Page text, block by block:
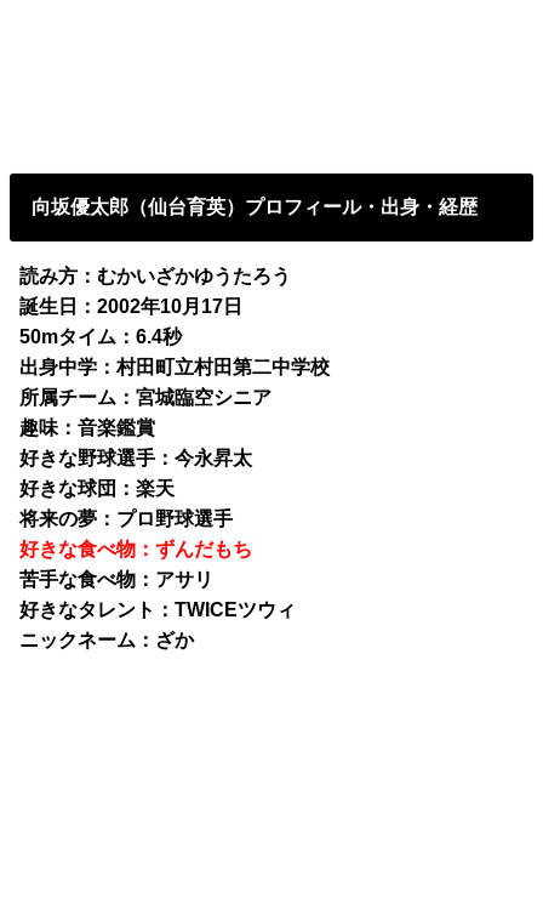
向坂優太郎（仙台育英）プロフィール・出身・経歴
読み方：むかいざかゆうたろう
誕生日：2002年10月17日
50mタイム：6.4秒
出身中学：村田町立村田第二中学校
所属チーム：宮城臨空シニア
趣味：音楽鑑賞
好きな野球選手：今永昇太
好きな球団：楽天
将来の夢：プロ野球選手
好きな食べ物：ずんだもち
苦手な食べ物：アサリ
好きなタレント：TWICEツウィ
ニックネーム：ざか